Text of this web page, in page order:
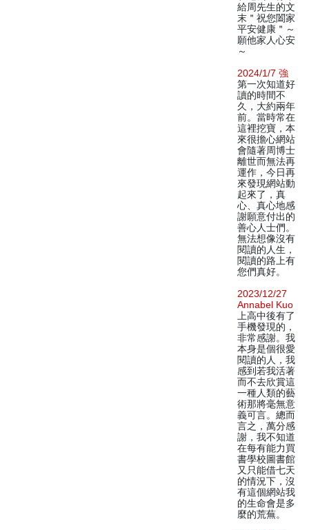
給周先生的文
末＂祝您闔家
平安健康＂～
願他家人心安
～
2024/1/7 強
第一次知道好
讀的時間不
久，大約兩年
前。當時常在
這裡挖寶，本
來很擔心網站
會隨著周博士
離世而無法再
運作，今日再
來發現網站動
起來了，真
心、真心地感
謝願意付出的
善心人士們。
無法想像沒有
閱讀的人生，
閱讀的路上有
您們真好。
2023/12/27
Annabel Kuo
上高中後有了
手機發現的，
非常感謝。我
本身是個很愛
閱讀的人，我
感到若我活著
而不去欣賞這
一種人類的藝
術那將毫無意
義可言。總而
言之，萬分感
謝，我不知道
在每有能力買
書學校圖書館
又只能借七天
的情況下，沒
有這個網站我
的生命會是多
麼的荒蕪。